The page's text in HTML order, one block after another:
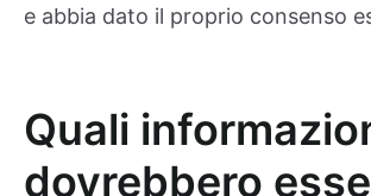
e abbia dato il proprio consenso
Quali
dovrebbero